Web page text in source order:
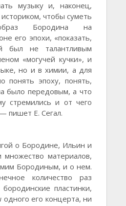
музыку и, наконец,
чтобы суметь
Бородина на
его эпохи, «показать,
был не талантливым
«могучей кучки», и
но и в химии, а для
понять эпоху, понять,
было передовым, а что
стремились и от чего
пишет Е. Сегал.
о Бородине, Ильин и
множество материалов,
Бородиным, и о нем.
количество раз
пластинки,
одного его концерта, ни